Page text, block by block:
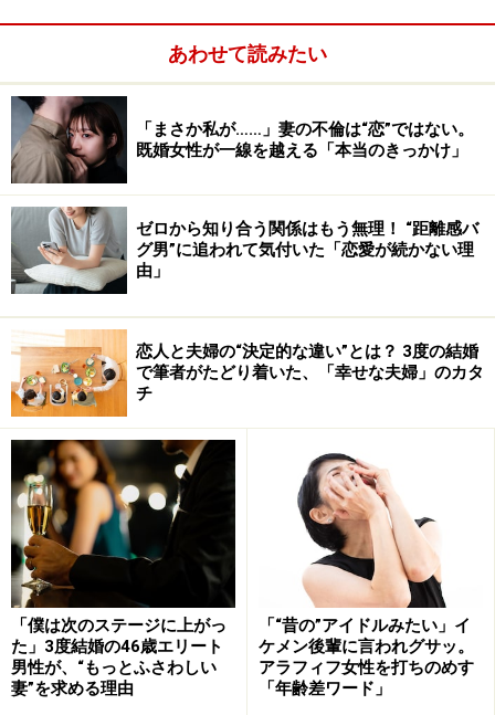
って、新しい仕事をすれば、彼自身が変わる。そした
ら、関係も変わらない方がオカシイもの」という。
転職にともない引っ越しもすることになった彼を前に、
彼女は考えた。
結婚を前提に付き合っているし、
とりあえず一緒に住ん
でしまおうか、と。転職を機に忙しくなるであろう彼と
会えない不安は解消されるし、とりあえず、関係も安定
はする。しかも、そろそろ結婚というステージを体験し
てみたい自分にとって、同棲→結婚に自然に流れられる
可能性も大きくなる。
たしかに、この
! 「とにかく早く結婚したい！」
あわせて読みたい
「まさか私が……」妻の不倫は“恋”ではない。
既婚女性が一線を越える「本当のきっかけ」
ゼロから知り合う関係はもう無理！ “距離感バ
グ男”に追われて気付いた「恋愛が続かない理
由」
恋人と夫婦の“決定的な違い”とは？ 3度の結婚
で筆者がたどり着いた、「幸せな夫婦」のカタ
チ
「僕は次のステージに上がっ
た」3度結婚の46歳エリート
男性が、“もっとふさわしい
妻”を求める理由
「“昔の”アイドルみたい」イ
ケメン後輩に言われグサッ。
アラフィフ女性を打ちのめす
「年齢差ワード」